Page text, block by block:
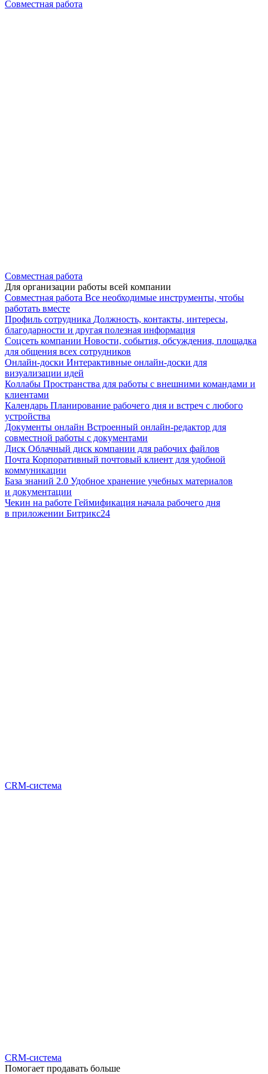
Совместная работа
Совместная работа
Для организации работы всей компании
Совместная работа Все необходимые инструменты, чтобы
работать вместе
Профиль сотрудника Должность, контакты, интересы,
благодарности и другая полезная информация
Соцсеть компании Новости, события, обсуждения, площадка
для общения всех сотрудников
Онлайн-доски Интерактивные онлайн-доски для
визуализации идей
Коллабы Пространства для работы с внешними командами и
клиентами
Календарь Планирование рабочего дня и встреч с любого
устройства
Документы онлайн Встроенный онлайн-редактор для
совместной работы с документами
Диск Облачный диск компании для рабочих файлов
Почта Корпоративный почтовый клиент для удобной
коммуникации
База знаний 2.0 Удобное хранение учебных материалов
и документации
Чекин на работе Геймификация начала рабочего дня
в приложении Битрикс24
CRM-система
CRM-система
Помогает продавать больше